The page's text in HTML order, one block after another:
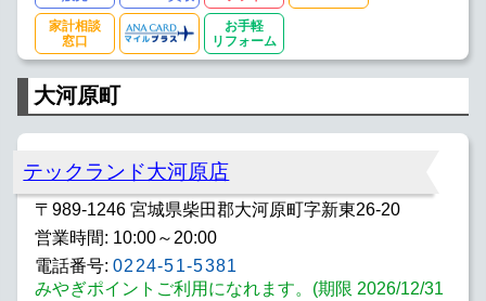
家計相談
窓口
お手軽
リフォーム
大河原町
テックランド大河原店
〒989-1246 宮城県柴田郡大河原町字新東26-20
営業時間: 10:00～20:00
電話番号: 0224-51-5381
みやぎポイントご利用になれます。(期限 2026/12/31